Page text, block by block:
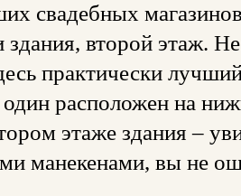
свадебных
второй этаж.
практически
расположен на
этаже здания –
манекенами, вы не